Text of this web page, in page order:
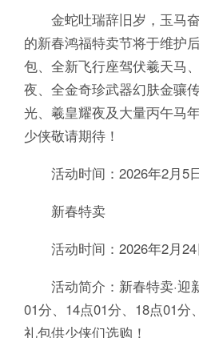
金蛇吐瑞辞旧岁，玉马奋
的新春鸿福特卖节将于维护
包、全新飞行座驾伏羲天马
夜、全金奇珍武器幻肤金骧
光、羲皇耀夜及大量丙午马
少侠敬请期待！
活动时间：2026年2月5
新春特卖
活动时间：2026年2月24
活动简介：新春特卖·迎
01分、14点01分、18点01分
礼包供少侠们选购！